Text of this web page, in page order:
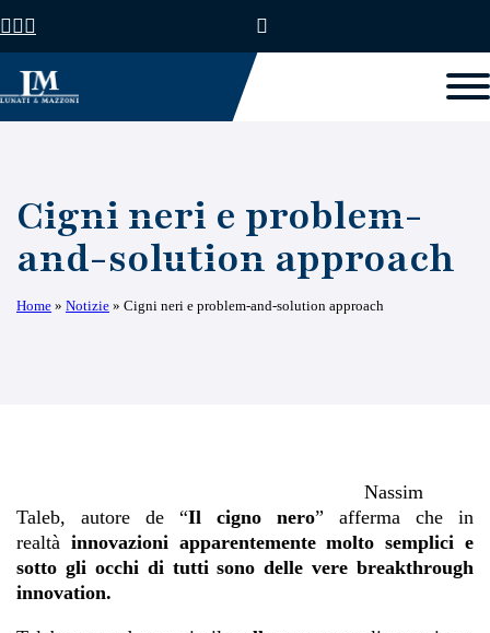
Cigni neri e problem-
and-solution approach
Home » Notizie » Cigni neri e problem-and-solution approach
Nassim
Taleb, autore de “Il cigno nero” afferma che in
realtà innovazioni apparentemente molto semplici e
sotto gli occhi di tutti sono delle vere breakthrough
innovation.